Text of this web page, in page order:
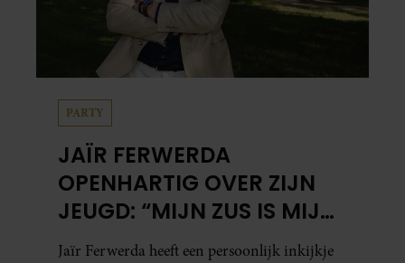
PARTY
JAÏR FERWERDA
OPENHARTIG OVER ZIJN
JEUGD: “MIJN ZUS IS MIJN
MORELE KOMPAS”
Jaïr Ferwerda heeft een persoonlijk inkijkje